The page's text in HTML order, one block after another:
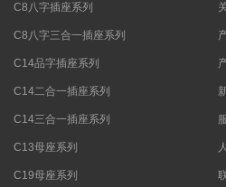
C8八字插座系列
C8八字三合一插座系列
C14品字插座系列
C14二合一插座系列
C14三合一插座系列
C13母座系列
C19母座系列